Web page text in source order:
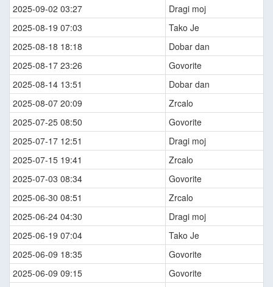
2025-09-02 03:27
Dragi moj
2025-08-19 07:03
Tako Je
2025-08-18 18:18
Dobar dan
2025-08-17 23:26
Govorite
2025-08-14 13:51
Dobar dan
2025-08-07 20:09
Zrcalo
2025-07-25 08:50
Govorite
2025-07-17 12:51
Dragi moj
2025-07-15 19:41
Zrcalo
2025-07-03 08:34
Govorite
2025-06-30 08:51
Zrcalo
2025-06-24 04:30
Dragi moj
2025-06-19 07:04
Tako Je
2025-06-09 18:35
Govorite
2025-06-09 09:15
Govorite